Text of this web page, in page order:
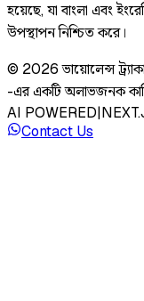
হয়েছে, যা বাংলা এবং
উপস্থাপন নিশ্চিত করে।
© 2026 ভায়োলেন্স
-এর একটি অলাভজনক
AI POWERED|
Contact Us